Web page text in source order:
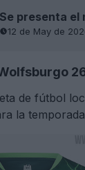
12 de May de
de fútbol
la